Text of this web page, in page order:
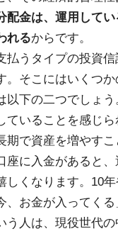
配金は、運用して
れるからです。
払うタイプの投資
。そこにはいくつか
以下の二つでしょう
ていることを感じら
期で資産を増やす
座に入金があると
しくなります。10
、お金が入ってく
う人は、現役世代の